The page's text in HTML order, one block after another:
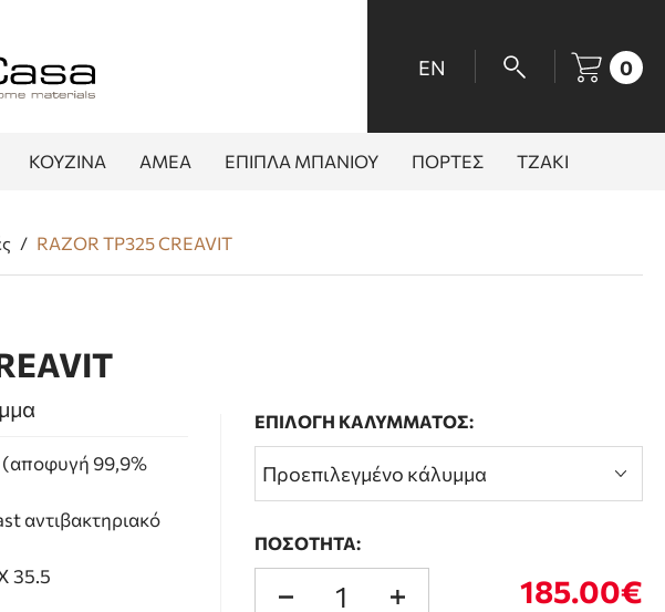
EN 0
ΚΟΥΖΙΝΑ ΑΜΕΑ ΕΠΙΠΛΑ ΜΠΑΝΙΟΥ ΠΟΡΤΕΣ ΤΖΑΚΙ
/ RAZOR TP325 CREAVIT
99,9%
αντιβακτηριακό
35.5
ΕΠΙΛΟΓΗ ΚΑΛΥΜΜΑΤΟΣ:
ΠΟΣΟΤΗΤΑ:
185.00€